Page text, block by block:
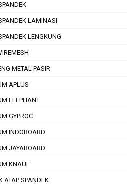
LAMINASI
LENGKUNG
METAL PASIR
APLUS
ELEPHANT
GYPROC
INDOBOARD
JAYABOARD
KNAUF
ATAP SPANDEK